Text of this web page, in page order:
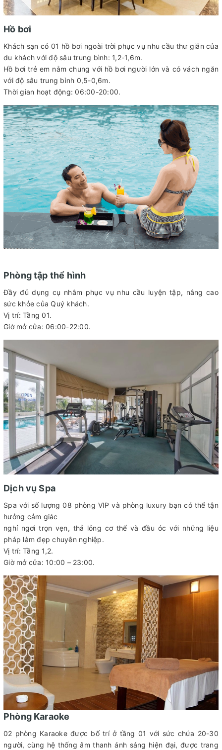
Hồ bơi
Khách sạn có 01 hồ bơi ngoài trời phục vụ nhu cầu thư giãn của
du khách với độ sâu trung bình: 1,2-1,6m.
Hồ bơi trẻ em nằm chung với hồ bơi người lớn và có vách ngăn
với độ sâu trung bình 0,5-0,6m.
Thời gian hoạt động: 06:00-20:00.
Phòng tập thể hình
Đầy đủ dụng cụ nhằm phục vụ nhu cầu luyện tập, nâng cao
sức khỏe của Quý khách.
Vị trí: Tầng 01.
Giờ mở cửa: 06:00-22:00.
Dịch vụ Spa
Spa với số lượng 08 phòng VIP và phòng luxury bạn có thể tận
hưởng cảm giác
nghỉ ngơi trọn vẹn, thả lỏng cơ thể và đầu óc với những liệu
pháp làm đẹp chuyên nghiệp.
Vị trí: Tầng 1,2.
Giờ mở cửa: 10:00 – 23:00.
Phòng Karaoke
02 phòng Karaoke được bố trí ở tầng 01 với sức chứa 20-30
người, cùng hệ thống âm thanh ánh sáng hiện đại, được trang